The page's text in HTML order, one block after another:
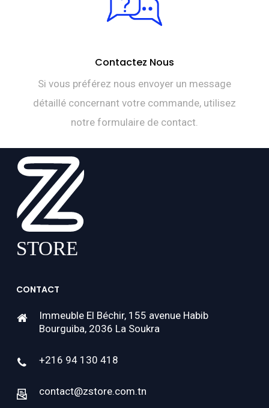
Contactez Nous
Si vous préférez nous envoyer un message
détaillé concernant votre commande, utilisez
notre formulaire de contact.
CONTACT
Immeuble El Béchir, 155 avenue Habib
Bourguiba, 2036 La Soukra
+216 94 130 418
contact@zstore.com.tn